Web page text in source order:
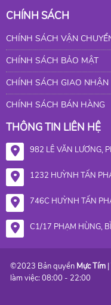
CHÍNH SÁCH
CHÍNH SÁCH VẬN
CHÍNH SÁCH BẢO MẬT
CHÍNH SÁCH GIAO NHẬN
CHÍNH SÁCH BÁN HÀNG
THÔNG TIN LIÊN HỆ
982 LÊ VĂN LƯƠNG,
1232 HUỲNH TẤN
746C HUỲNH TẤN
C1/17 PHẠM HÙNG,
©2023 Bản quyền Mực Tím
làm việc: 08:00 - 22:00